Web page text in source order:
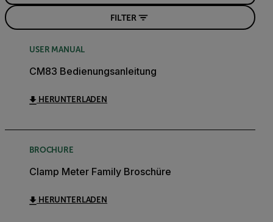
FILTER
USER MANUAL
CM83 Bedienungsanleitung
HERUNTERLADEN
BROCHURE
Clamp Meter Family Broschüre
HERUNTERLADEN